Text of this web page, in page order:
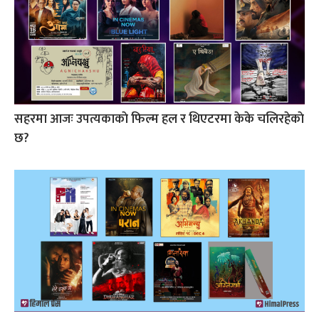
सहरमा आजः उपत्यकाकाे फिल्म हल र थिएटरमा केके चलिरहेकाे
छ?